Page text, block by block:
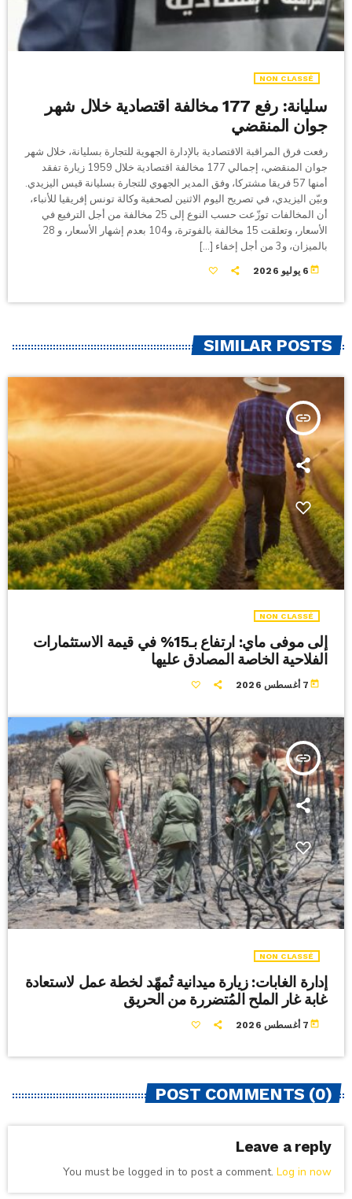
NON CLASSÉ
سليانة: رفع 177 مخالفة اقتصادية خلال شهر
جوان المنقضي
رفعت فرق المراقبة الاقتصادية بالإدارة الجهوية للتجارة بسليانة، خلال شهر
جوان المنقضي، إجمالي 177 مخالفة اقتصادية خلال 1959 زيارة تفقد
أمنها 57 فريقا مشتركا، وفق المدير الجهوي للتجارة بسليانة قيس اليزيدي.
وبيّن اليزيدي، في تصريح اليوم الاثنين لصحفية وكالة تونس إفريقيا للأنباء،
أن المخالفات توزّعت حسب النوع إلى 25 مخالفة من أجل الترفيع في
الأسعار، وتعلقت 15 مخالفة بالفوترة، و104 بعدم إشهار الأسعار، و 28
بالميزان، و3 من أجل إخفاء […]
today 6 يوليو 2026
SIMILAR POSTS
insert_link
NON CLASSÉ
إلى موفى ماي: ارتفاع بـ15% في قيمة الاستثمارات
الفلاحية الخاصة المصادق عليها
today 7 أغسطس 2026
insert_link
NON CLASSÉ
إدارة الغابات: زيارة ميدانية تُمهّد لخطة عمل لاستعادة
غابة غار الملح المُتضررة من الحريق
today 7 أغسطس 2026
POST COMMENTS (0)
Leave a reply
You must be logged in to post a comment. Log in now